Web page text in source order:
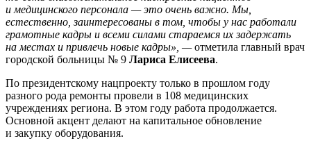
и медицинского персонала — это очень важно. Мы,
естественно, заинтересованы в том, чтобы у нас работали
грамотные кадры и всеми силами стараемся их задержать
на местах и привлечь новые кадры», —отметила главный врач
городской больницы № 9 Лариса Елисеева.
По президентскому нацпроекту только в прошлом году
разного рода ремонты провели в 108 медицинских
учреждениях региона. В этом году работа продолжается.
Основной акцент делают на капитальное обновление
и закупку оборудования.